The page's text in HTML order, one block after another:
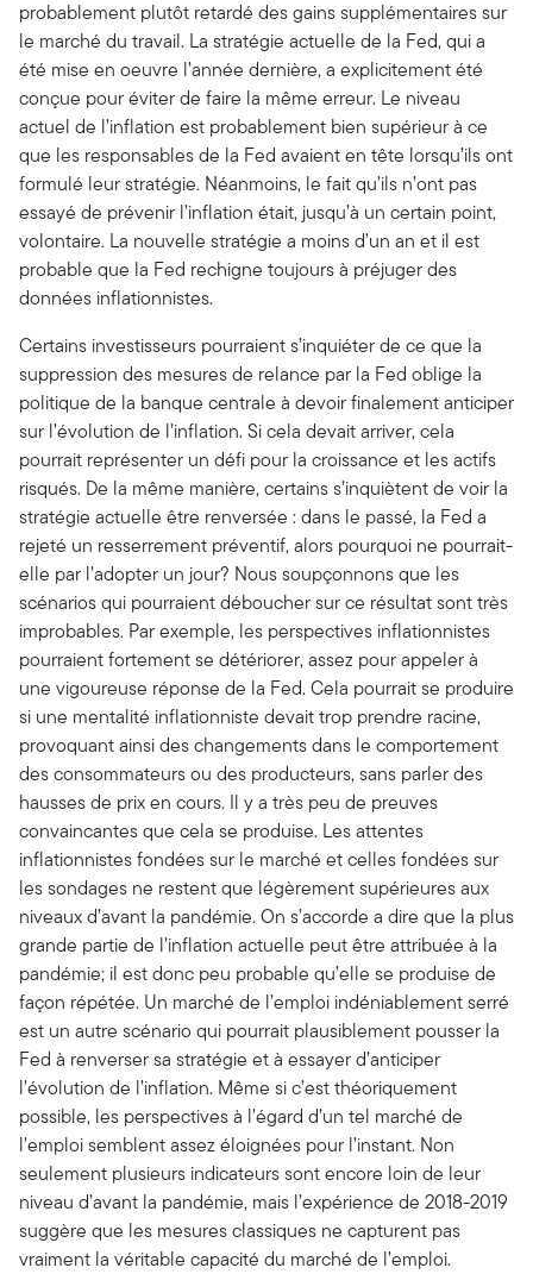
probablement plutôt retardé des gains supplémentaires sur
le marché du travail. La stratégie actuelle de la Fed, qui a
été mise en oeuvre l’année dernière, a explicitement été
conçue pour éviter de faire la même erreur. Le niveau
actuel de l’inflation est probablement bien supérieur à ce
que les responsables de la Fed avaient en tête lorsqu’ils ont
formulé leur stratégie. Néanmoins, le fait qu’ils n’ont pas
essayé de prévenir l’inflation était, jusqu’à un certain point,
volontaire. La nouvelle stratégie a moins d’un an et il est
probable que la Fed rechigne toujours à préjuger des
données inflationnistes.
Certains investisseurs pourraient s’inquiéter de ce que la
suppression des mesures de relance par la Fed oblige la
politique de la banque centrale à devoir finalement anticiper
sur l’évolution de l’inflation. Si cela devait arriver, cela
pourrait représenter un défi pour la croissance et les actifs
risqués. De la même manière, certains s’inquiètent de voir la
stratégie actuelle être renversée : dans le passé, la Fed a
rejeté un resserrement préventif, alors pourquoi ne pourrait-
elle par l’adopter un jour? Nous soupçonnons que les
scénarios qui pourraient déboucher sur ce résultat sont très
improbables. Par exemple, les perspectives inflationnistes
pourraient fortement se détériorer, assez pour appeler à
une vigoureuse réponse de la Fed. Cela pourrait se produire
si une mentalité inflationniste devait trop prendre racine,
provoquant ainsi des changements dans le comportement
des consommateurs ou des producteurs, sans parler des
hausses de prix en cours. Il y a très peu de preuves
convaincantes que cela se produise. Les attentes
inflationnistes fondées sur le marché et celles fondées sur
les sondages ne restent que légèrement supérieures aux
niveaux d’avant la pandémie. On s’accorde a dire que la plus
grande partie de l’inflation actuelle peut être attribuée à la
pandémie; il est donc peu probable qu’elle se produise de
façon répétée. Un marché de l’emploi indéniablement serré
est un autre scénario qui pourrait plausiblement pousser la
Fed à renverser sa stratégie et à essayer d’anticiper
l’évolution de l’inflation. Même si c’est théoriquement
possible, les perspectives à l’égard d’un tel marché de
l’emploi semblent assez éloignées pour l’instant. Non
seulement plusieurs indicateurs sont encore loin de leur
niveau d’avant la pandémie, mais l’expérience de 2018-2019
suggère que les mesures classiques ne capturent pas
vraiment la véritable capacité du marché de l’emploi.